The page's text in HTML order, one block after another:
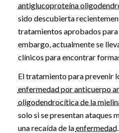
antiglucoproteína
sido descubierta
tratamientos aprobados para
embargo, actualmente se
clínicos para encontrar
El tratamiento para prevenir
enfermedad por anticuerpo
oligodendrocítica de la
solo si se presentan ataques
una recaída de laenfermedad